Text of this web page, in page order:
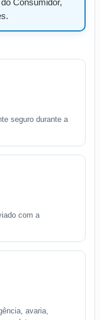
Consumidor,
seguro durante a
com a
avaria,